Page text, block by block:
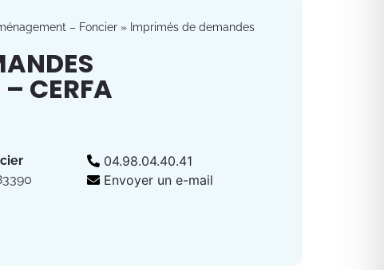
– Foncier » Imprimés de demandes
CERFA
04.98.04.40.41
Envoyer un e-mail